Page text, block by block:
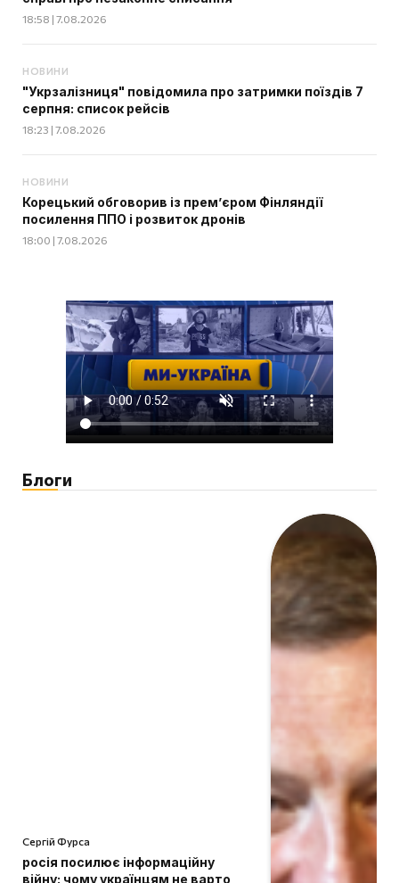
18:58 | 7.08.2026
НОВИНИ
"Укрзалізниця" повідомила про затримки поїздів 7
серпня: список рейсів
18:23 | 7.08.2026
НОВИНИ
Корецький обговорив із прем’єром Фінляндії
посилення ППО і розвиток дронів
18:00 | 7.08.2026
Блоги
Сергій Фурса
росія посилює інформаційну
війну: чому українцям не варто